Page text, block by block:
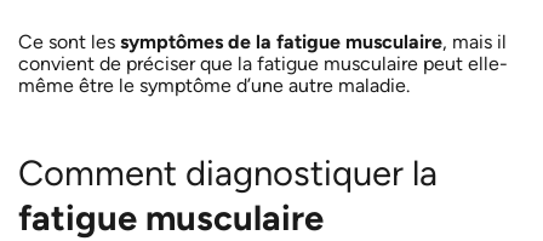
Ce sont les symptômes de la fatigue musculaire, mais il
convient de préciser que la fatigue musculaire peut elle-
même être le symptôme d’une autre maladie.
Comment diagnostiquer la
fatigue musculaire